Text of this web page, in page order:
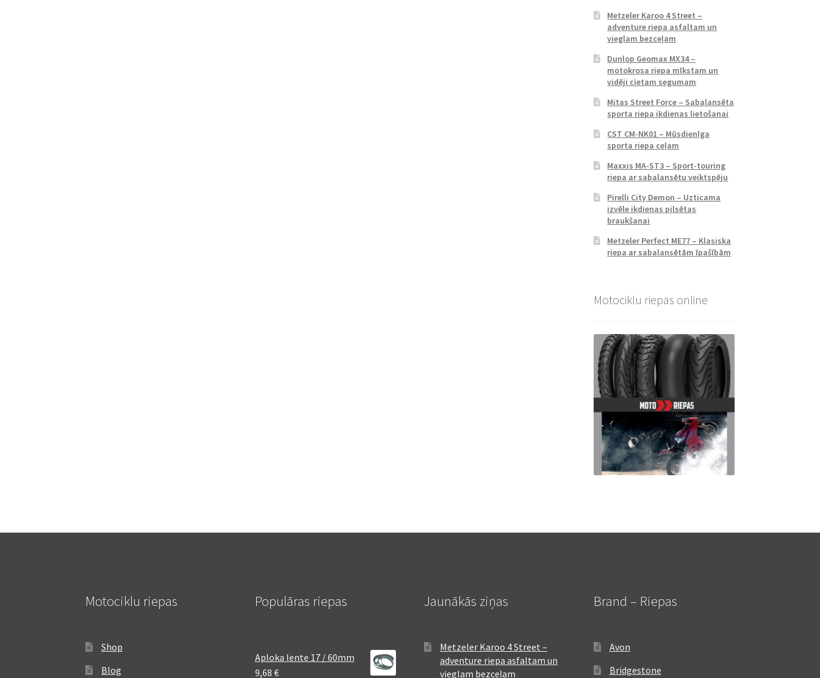
Metzeler Karoo 4 Street –
adventure riepa asfaltam un
vieglam bezceļam
Dunlop Geomax MX34 –
motokrosa riepa mīkstam un
vidēji cietam segumam
Mitas Street Force – Sabalansēta
sporta riepa ikdienas lietošanai
CST CM-NK01 – Mūsdienīga
sporta riepa ceļam
Maxxis MA-ST3 – Sport-touring
riepa ar sabalansētu veiktspēju
Pirelli City Demon – Uzticama
izvēle ikdienas pilsētas
braukšanai
Metzeler Perfect ME77 – Klasiska
riepa ar sabalansētām īpašībām
Motociklu riepas online
Motociklu riepas
Shop
Blog
Populāras riepas
Aploka lente 17 / 60mm
9,68 €
Jaunākās ziņas
Metzeler Karoo 4 Street –
adventure riepa asfaltam un
vieglam bezceļam
Brand – Riepas
Avon
Bridgestone